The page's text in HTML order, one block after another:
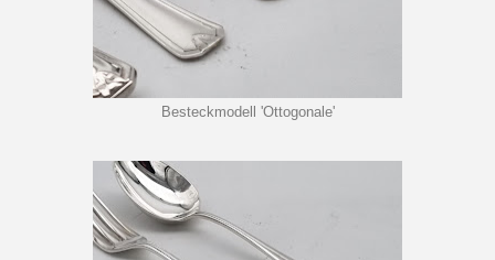
Besteckmodell 'Ottogonale'